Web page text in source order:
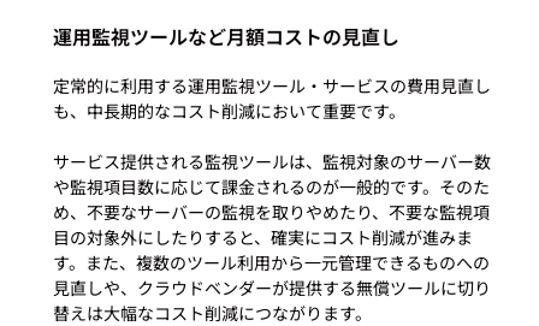
運用監視ツールなど月額コストの見直し
定常的に利用する運用監視ツール・サービスの費用見直し
も、中長期的なコスト削減において重要です。
サービス提供される監視ツールは、監視対象のサーバー数
や監視項目数に応じて課金されるのが一般的です。そのた
め、不要なサーバーの監視を取りやめたり、不要な監視項
目の対象外にしたりすると、確実にコスト削減が進みま
す。また、複数のツール利用から一元管理できるものへの
見直しや、クラウドベンダーが提供する無償ツールに切り
替えは大幅なコスト削減につながります。